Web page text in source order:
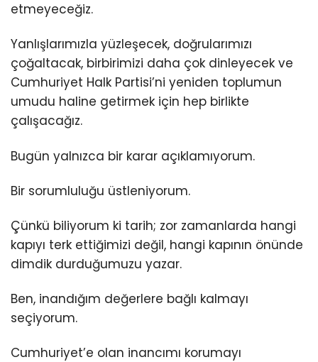
etmeyeceğiz.
Yanlışlarımızla yüzleşecek, doğrularımızı
çoğaltacak, birbirimizi daha çok dinleyecek ve
Cumhuriyet Halk Partisi’ni yeniden toplumun
umudu haline getirmek için hep birlikte
çalışacağız.
Bugün yalnızca bir karar açıklamıyorum.
Bir sorumluluğu üstleniyorum.
Çünkü biliyorum ki tarih; zor zamanlarda hangi
kapıyı terk ettiğimizi değil, hangi kapının önünde
dimdik durduğumuzu yazar.
Ben, inandığım değerlere bağlı kalmayı
seçiyorum.
Cumhuriyet’e olan inancımı korumayı